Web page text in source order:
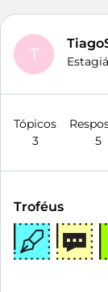
T
Tópicos
3
5
Troféus